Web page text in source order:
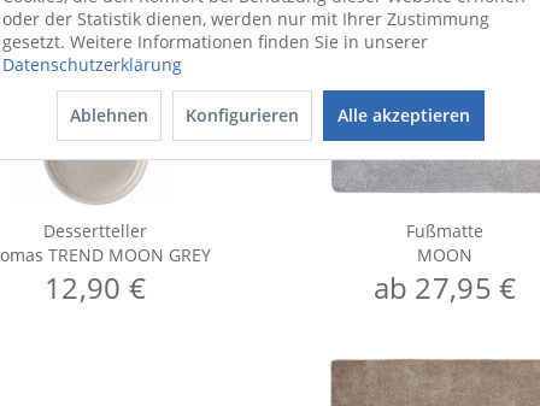
Dessertteller
TREND MOON GREY
12,90 €
Fußmatte
MOON
ab 27,95 €
oder der Statistik dienen, werden nur mit Ihrer Zustimmung
gesetzt. Weitere Informationen finden Sie in unserer
Datenschutzerklärung
Ablehnen Konfigurieren Alle akzeptieren